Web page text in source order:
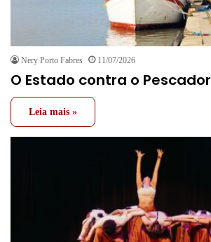
Nery Porto Fabres 11/07/2026
O Estado contra o Pescador
Leia mais »